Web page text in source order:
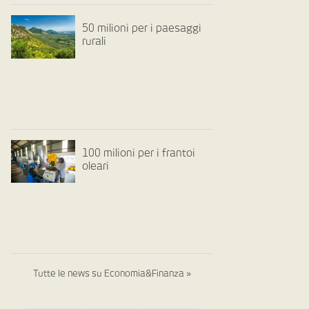
50 milioni per i paesaggi
rurali
100 milioni per i frantoi
oleari
Tutte le news su Economia&Finanza »